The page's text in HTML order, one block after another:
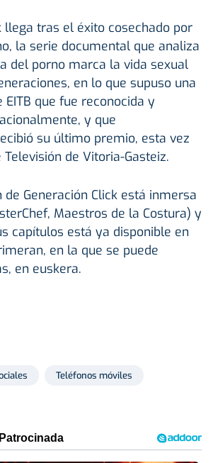
llega tras el éxito cosechado por
la serie documental que analiza
del porno marca la vida sexual
en lo que supuso una
que fue reconocida y
y que
su último premio, esta vez
de Vitoria-Gasteiz.
de Generación Click está inmersa
Maestros de la Costura) y
capítulos está ya disponible en
en la que se puede
en euskera.
Teléfonos móviles